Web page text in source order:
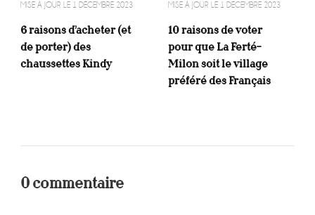
MISE À JOUR LE 1 DÉCEMBRE 2023
6 raisons d’acheter (et
de porter) des
chaussettes Kindy
MISE À JOUR LE 1 DÉCEMBRE 2023
10 raisons de voter
pour que La Ferté-
Milon soit le village
préféré des Français
0 commentaire